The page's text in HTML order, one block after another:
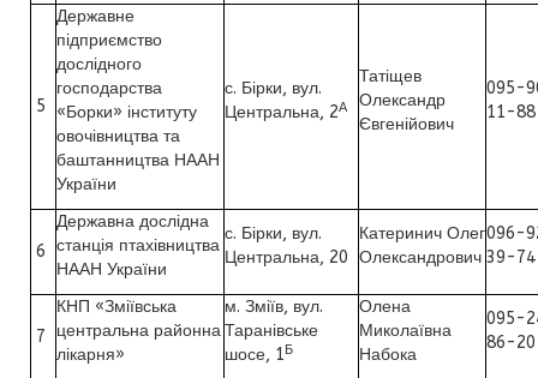
5
Державне
підприємство
дослідного
господарства
«Борки» інституту
овочівництва та
баштанництва НААН
України
с. Бірки, вул.
Центральна, 2А
Татіщев
Олександр
Євгенійович
095-
11-88
6
Державна дослідна
станція птахівництва
НААН України
с. Бірки, вул.
Центральна, 20
Катеринич Олег
Олександрович
096-
39-74
7
КНП «Зміївська
центральна районна
лікарня»
м. Зміїв, вул.
Таранівське
шосе, 1Б
Олена
Миколаївна
Набока
095-
86-20